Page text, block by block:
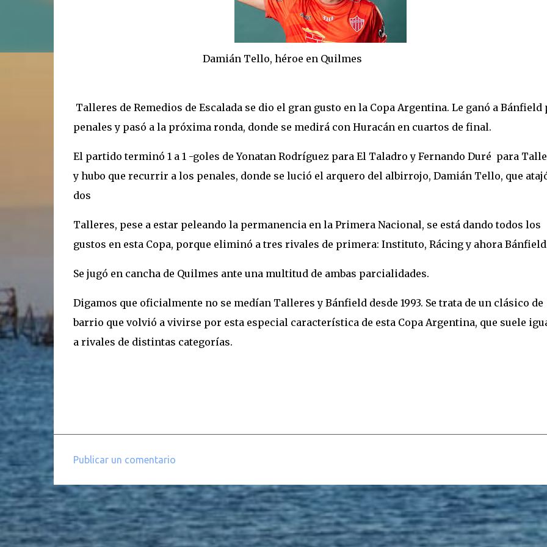
Damián Tello, héroe en Quilmes
Talleres de Remedios de Escalada se dio el gran gusto en la Copa Argentina. Le ganó a Bánfield
penales y pasó a la próxima ronda, donde se medirá con Huracán en cuartos de final.
El partido terminó 1 a 1 -goles de Yonatan Rodríguez para El Taladro y Fernando Duré para
y hubo que recurrir a los penales, donde se lució el arquero del albirrojo, Damián Tello, que
dos
Talleres, pese a estar peleando la permanencia en la Primera Nacional, se está dando todos los
gustos en esta Copa, porque eliminó a tres rivales de primera: Instituto, Rácing y ahora
Se jugó en cancha de Quilmes ante una multitud de ambas parcialidades.
Digamos que oficialmente no se medían Talleres y Bánfield desde 1993. Se trata de un clásico de
barrio que volvió a vivirse por esta especial característica de esta Copa Argentina, que suele
a rivales de distintas categorías.
o
m
e
n
Publicar un comentario